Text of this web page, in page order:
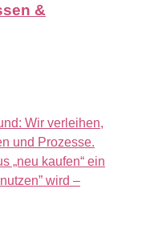
&
Wir verleihen,
und Prozesse.
„neu kaufen“ ein
wird –